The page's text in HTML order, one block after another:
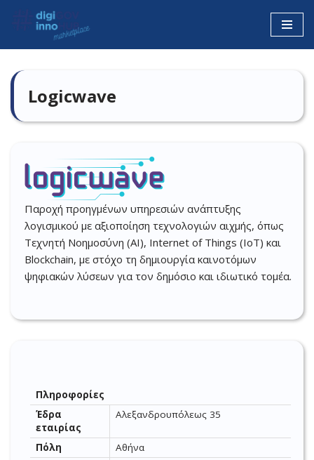
Μεταπηδήστε
περιεχόμενο
Logicwave
Παροχή προηγμένων υπηρεσιών ανάπτυξης
λογισμικού με αξιοποίηση τεχνολογιών αιχμής, όπως
Τεχνητή Νοημοσύνη (AI), Internet of Things (IoT) και
Blockchain, με στόχο τη δημιουργία καινοτόμων
ψηφιακών λύσεων για τον δημόσιο και ιδιωτικό τομέα.
Πληροφορίες
Έδρα
εταιρίας
Αλεξανδρουπόλεως 35
Πόλη
Αθήνα